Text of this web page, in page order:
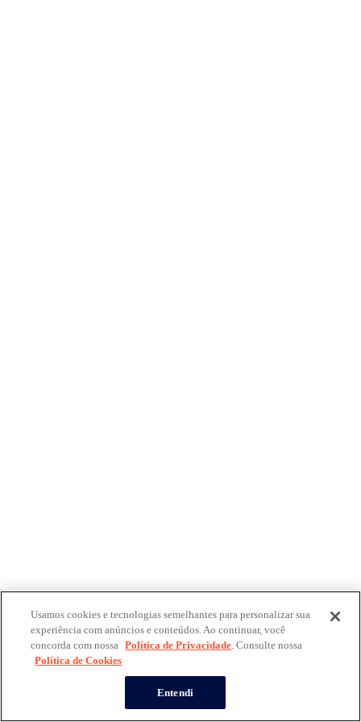
Usamos cookies e tecnologias semelhantes para personalizar sua
experiência com anúncios e conteúdos. Ao continuar, você
concorda com nossa Política de Privacidade. Consulte nossa
Política de Cookies
Entendi